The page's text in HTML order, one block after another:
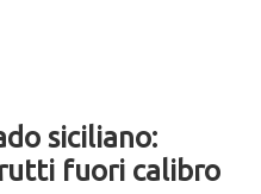
siciliano:
fuori calibro